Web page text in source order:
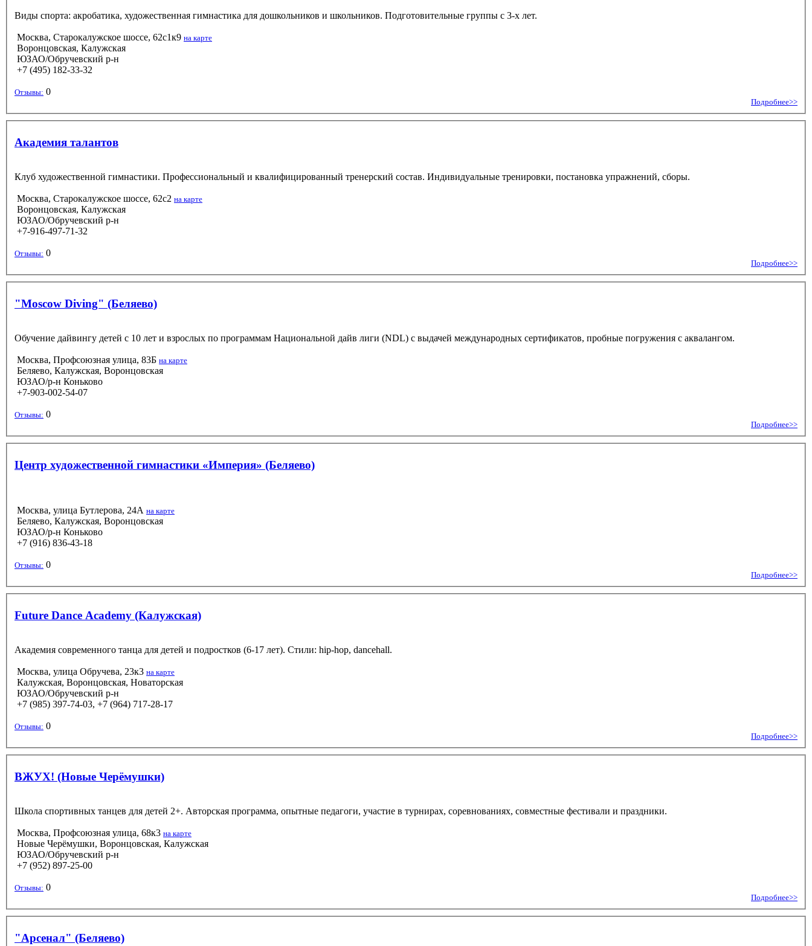
Виды спорта: акробатика, художественная гимнастика для дошкольников и школьников. Подготовительные группы с 3-х лет.
Москва, Старокалужское шоссе, 62с1к9 на карте
Воронцовская, Калужская
ЮЗАО/Обручевский р-н
+7 (495) 182-33-32
Отзывы: 0
Подробнее>>
Академия талантов
Клуб художественной гимнастики. Профессиональный и квалифицированный тренерский состав. Индивидуальные тренировки, постановка упражнений, сборы.
Москва, Старокалужское шоссе, 62с2 на карте
Воронцовская, Калужская
ЮЗАО/Обручевский р-н
+7-916-497-71-32
Отзывы: 0
Подробнее>>
"Moscow Diving" (Беляево)
Обучение дайвингу детей с 10 лет и взрослых по программам Национальной дайв лиги (NDL) с выдачей международных сертификатов, пробные погружения с аквалангом.
Москва, Профсоюзная улица, 83Б на карте
Беляево, Калужская, Воронцовская
ЮЗАО/р-н Коньково
+7-903-002-54-07
Отзывы: 0
Подробнее>>
Центр художественной гимнастики «Империя» (Беляево)
Москва, улица Бутлерова, 24А на карте
Беляево, Калужская, Воронцовская
ЮЗАО/р-н Коньково
+7 (916) 836-43-18
Отзывы: 0
Подробнее>>
Future Dance Academy (Калужская)
Академия современного танца для детей и подростков (6-17 лет). Стили: hip-hop, dancehall.
Москва, улица Обручева, 23к3 на карте
Калужская, Воронцовская, Новаторская
ЮЗАО/Обручевский р-н
+7 (985) 397-74-03, +7 (964) 717-28-17
Отзывы: 0
Подробнее>>
ВЖУХ! (Новые Черёмушки)
Школа спортивных танцев для детей 2+. Авторская программа, опытные педагоги, участие в турнирах, соревнованиях, совместные фестивали и праздники.
Москва, Профсоюзная улица, 68к3 на карте
Новые Черёмушки, Воронцовская, Калужская
ЮЗАО/Обручевский р-н
+7 (952) 897-25-00
Отзывы: 0
Подробнее>>
"Арсенал" (Беляево)